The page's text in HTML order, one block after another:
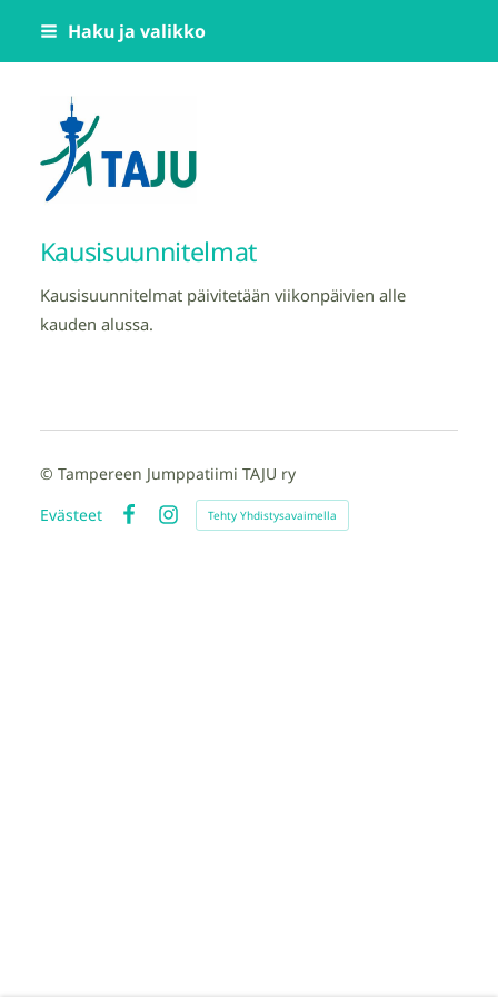
Siirry
Haku ja valikko
Tampereen Jumppatiimi TAJU ry
Kausisuunnitelmat
Kausisuunnitelmat päivitetään viikonpäivien alle
kauden alussa.
© Tampereen Jumppatiimi TAJU ry
Evästeet
Instagram
Tehty Yhdistysavaimella